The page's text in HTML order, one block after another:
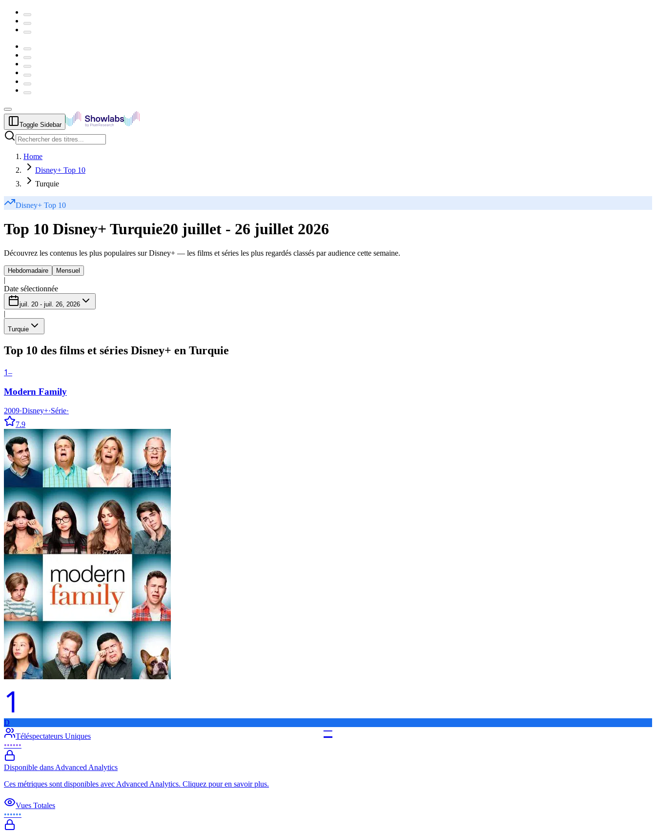
Toggle Sidebar
Home
Disney+ Top 10
Turquie
Disney+ Top 10
Top 10 Disney+ Turquie20 juillet - 26 juillet 2026
Découvrez les contenus les plus populaires sur Disney+ — les films et séries les plus regardés classés par audience cette semaine.
Hebdomadaire Mensuel
|
Date sélectionnée
juil. 20 - juil. 26, 2026
|
Turquie
Top 10 des films et séries Disney+ en Turquie
1–
Modern Family
2009·Disney+·Série·
7.9
1
–
D
Téléspectateurs Uniques
••••••
Disponible dans Advanced Analytics
Ces métriques sont disponibles avec Advanced Analytics. Cliquez pour en savoir plus.
Vues Totales
••••••